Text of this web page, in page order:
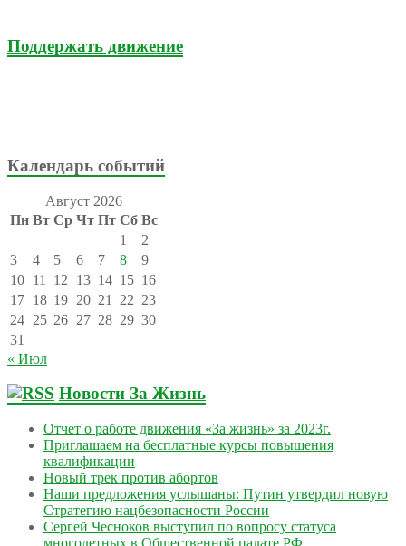
Поддержать движение
Календарь событий
Август 2026
Пн Вт Ср Чт Пт Сб Вс
1
2
3
4 5 6 7 8
9
10 11 12 13 14 15 16
17 18 19 20 21 22 23
24 25 26 27 28 29 30
31
« Июл
Новости За Жизнь
Отчет о работе движения «За жизнь» за 2023г.
Приглашаем на бесплатные курсы повышения
квалификации
Новый трек против абортов
Наши предложения услышаны: Путин утвердил новую
Стратегию нацбезопасности России
Сергей Чесноков выступил по вопросу статуса